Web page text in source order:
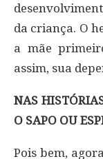
da criança. O
a mãe
assim, sua
NAS
O SAPO OU
Pois bem,